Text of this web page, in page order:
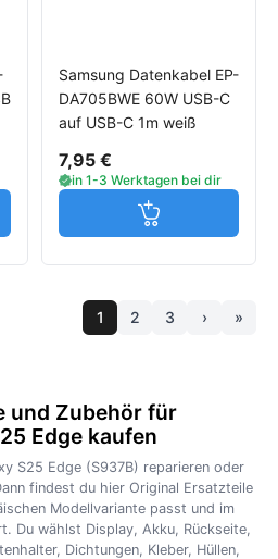
Warenkorb
Samsung Datenkabel EP-
DA705BWE 60W USB-C
auf USB-C 1m weiß
7,95 €
in 1-3 Werktagen bei dir
Jetzt in den
1 2 3 › »
und Zubehör für
Edge kaufen
S25 Edge (S937B) reparieren oder
findest du hier Original Ersatzteile
Modellvariante passt und im
Du wählst Display, Akku, Rückseite,
Dichtungen, Kleber, Hüllen,